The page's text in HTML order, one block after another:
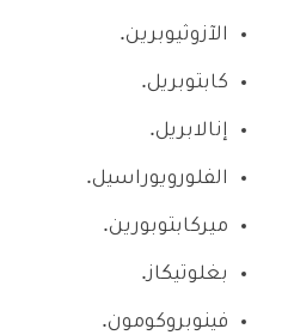
الآزوثيوبرين.
كابتوبريل.
إنالابريل.
الفلورويوراسيل.
ميركابتوبورين.
بغلوتيكاز.
فينوبروكومون.